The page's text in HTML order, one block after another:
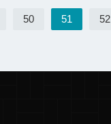
50 51 52